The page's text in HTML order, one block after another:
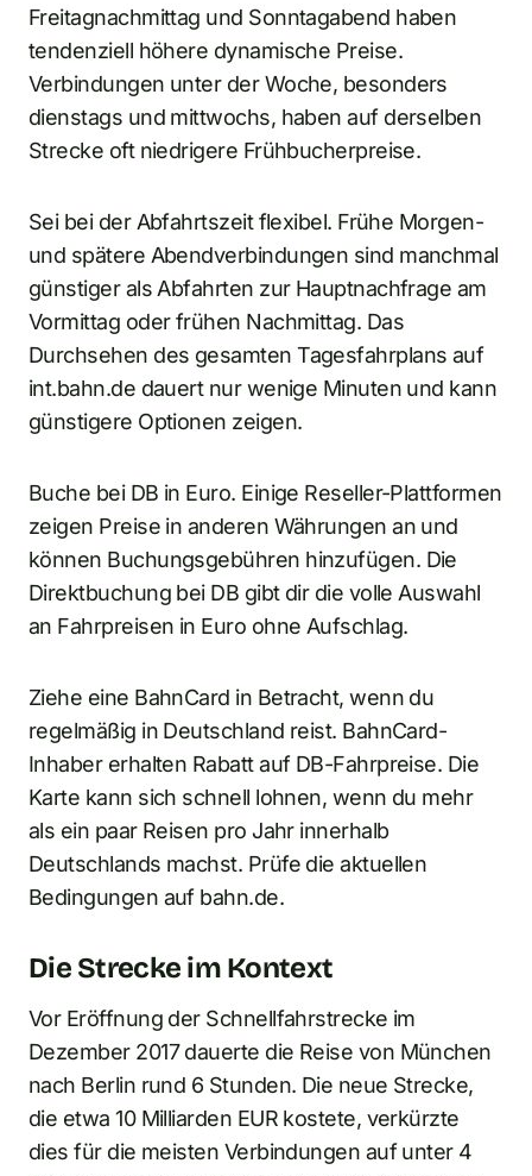
Freitagnachmittag und Sonntagabend haben
tendenziell höhere dynamische Preise.
Verbindungen unter der Woche, besonders
dienstags und mittwochs, haben auf derselben
Strecke oft niedrigere Frühbucherpreise.
Sei bei der Abfahrtszeit flexibel. Frühe Morgen-
und spätere Abendverbindungen sind manchmal
günstiger als Abfahrten zur Hauptnachfrage am
Vormittag oder frühen Nachmittag. Das
Durchsehen des gesamten Tagesfahrplans auf
int.bahn.de dauert nur wenige Minuten und kann
günstigere Optionen zeigen.
Buche bei DB in Euro. Einige Reseller-Plattformen
zeigen Preise in anderen Währungen an und
können Buchungsgebühren hinzufügen. Die
Direktbuchung bei DB gibt dir die volle Auswahl
an Fahrpreisen in Euro ohne Aufschlag.
Ziehe eine BahnCard in Betracht, wenn du
regelmäßig in Deutschland reist. BahnCard-
Inhaber erhalten Rabatt auf DB-Fahrpreise. Die
Karte kann sich schnell lohnen, wenn du mehr
als ein paar Reisen pro Jahr innerhalb
Deutschlands machst. Prüfe die aktuellen
Bedingungen auf bahn.de.
Die Strecke im Kontext
Vor Eröffnung der Schnellfahrstrecke im
Dezember 2017 dauerte die Reise von München
nach Berlin rund 6 Stunden. Die neue Strecke,
die etwa 10 Milliarden EUR kostete, verkürzte
dies für die meisten Verbindungen auf unter 4